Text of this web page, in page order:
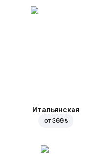
Итальянская
от369 ₺